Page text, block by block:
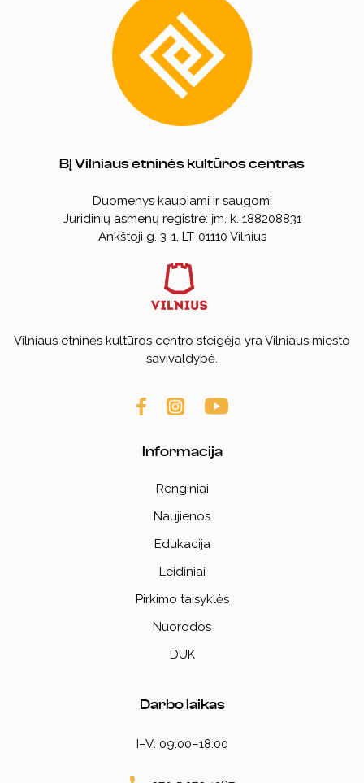
BĮ Vilniaus etninės kultūros centras
Duomenys kaupiami ir saugomi
Juridinių asmenų registre: įm. k. 188208831
Ankštoji g. 3-1, LT-01110 Vilnius
Vilniaus etninės kultūros centro steigėja yra Vilniaus miesto
savivaldybė.
Informacija
Renginiai
Naujienos
Edukacija
Leidiniai
Pirkimo taisyklės
Nuorodos
DUK
Darbo laikas
I–V: 09:00–18:00